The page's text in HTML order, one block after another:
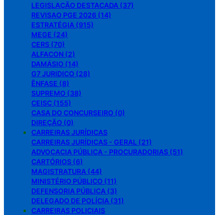
LEGISLAÇÃO DESTACADA (37)
REVISAO PGE 2026 (14)
ESTRATÉGIA (915)
MEGE (24)
CERS (70)
ALFACON (2)
DAMÁSIO (14)
G7 JURIDICO (28)
ÊNFASE (8)
SUPREMO (38)
CEISC (155)
CASA DO CONCURSEIRO (0)
DIREÇÃO (0)
CARREIRAS JURÍDICAS
CARREIRAS JURÍDICAS - GERAL (21)
ADVOCACIA PÚBLICA - PROCURADORIAS (51)
CARTÓRIOS (6)
MAGISTRATURA (44)
MINISTÉRIO PÚBLICO (11)
DEFENSORIA PÚBLICA (3)
DELEGADO DE POLÍCIA (31)
CARREIRAS POLICIAIS